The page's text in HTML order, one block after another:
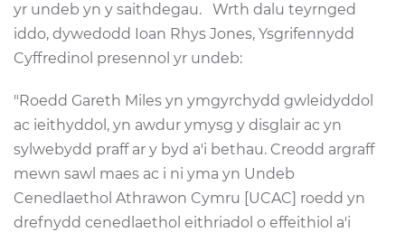
yr undeb yn y saithdegau. Wrth dalu teyrnged
iddo, dywedodd Ioan Rhys Jones, Ysgrifennydd
Cyffredinol presennol yr undeb:
"Roedd Gareth Miles yn ymgyrchydd gwleidyddol
ac ieithyddol, yn awdur ymysg y disglair ac yn
sylwebydd praff ar y byd a'i bethau. Creodd argraff
mewn sawl maes ac i ni yma yn Undeb
Cenedlaethol Athrawon Cymru [UCAC] roedd yn
drefnydd cenedlaethol eithriadol o effeithiol a'i